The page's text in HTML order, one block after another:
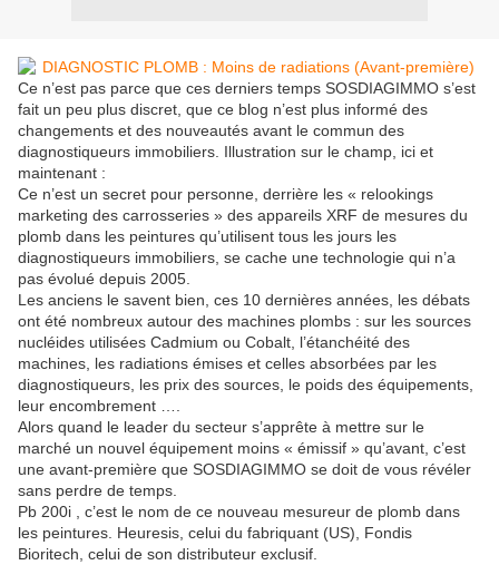
Ce n’est pas parce que ces derniers temps SOSDIAGIMMO s’est
fait un peu plus discret, que ce blog n’est plus informé des
changements et des nouveautés avant le commun des
diagnostiqueurs immobiliers. Illustration sur le champ, ici et
maintenant :
Ce n’est un secret pour personne, derrière les « relookings
marketing des carrosseries » des appareils XRF de mesures du
plomb dans les peintures qu’utilisent tous les jours les
diagnostiqueurs immobiliers, se cache une technologie qui n’a
pas évolué depuis 2005.
Les anciens le savent bien, ces 10 dernières années, les débats
ont été nombreux autour des machines plombs : sur les sources
nucléides utilisées Cadmium ou Cobalt, l’étanchéité des
machines, les radiations émises et celles absorbées par les
diagnostiqueurs, les prix des sources, le poids des équipements,
leur encombrement ….
Alors quand le leader du secteur s’apprête à mettre sur le
marché un nouvel équipement moins « émissif » qu’avant, c’est
une avant-première que SOSDIAGIMMO se doit de vous révéler
sans perdre de temps.
Pb 200i , c’est le nom de ce nouveau mesureur de plomb dans
les peintures. Heuresis, celui du fabriquant (US), Fondis
Bioritech, celui de son distributeur exclusif.